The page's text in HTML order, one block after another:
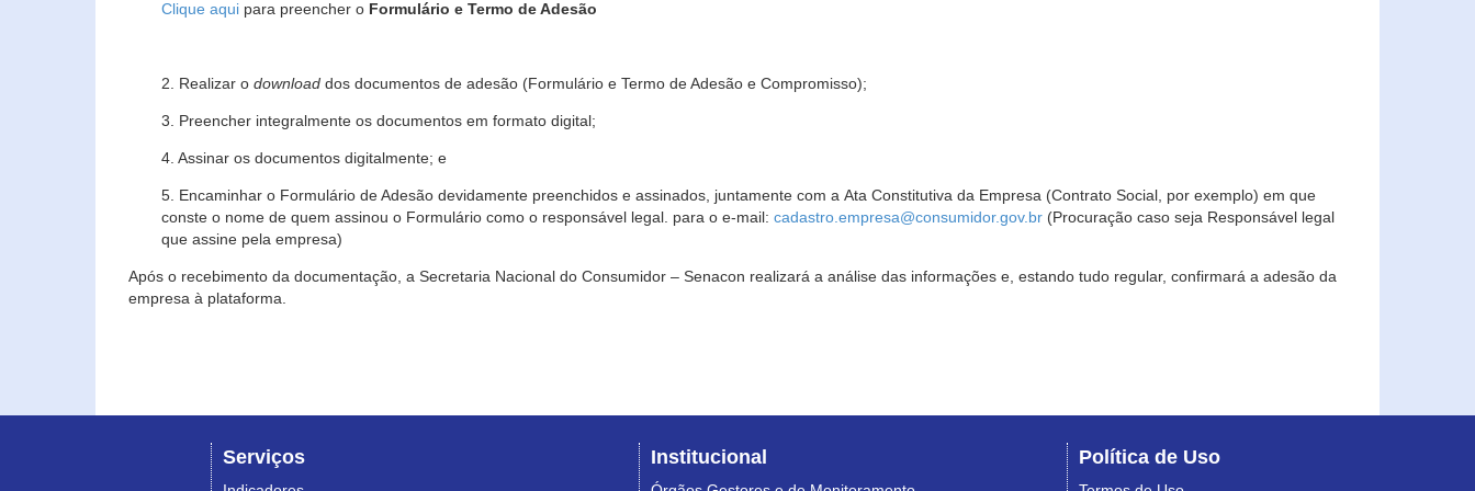
Clique aqui para preencher o Formulário e Termo de Adesão
2. Realizar o download dos documentos de adesão (Formulário e Termo de Adesão e Compromisso);
3. Preencher integralmente os documentos em formato digital;
4. Assinar os documentos digitalmente; e
5. Encaminhar o Formulário de Adesão devidamente preenchidos e assinados, juntamente com a Ata Constitutiva da Empresa (Contrato Social, por exemplo) em que
conste o nome de quem assinou o Formulário como o responsável legal. para o e-mail: cadastro.empresa@consumidor.gov.br (Procuração caso seja Responsável legal
que assine pela empresa)
Após o recebimento da documentação, a Secretaria Nacional do Consumidor – Senacon realizará a análise das informações e, estando tudo regular, confirmará a adesão da
empresa à plataforma.
Serviços Institucional Política de Uso